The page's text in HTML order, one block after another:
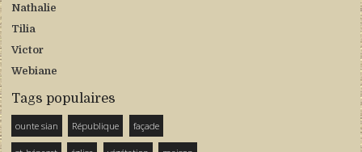
Nathalie
Tilia
Victor
Webiane
Tags populaires
ounte sian République façade